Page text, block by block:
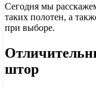
Сегодня мы
таких полотен, а
при выборе.
штор